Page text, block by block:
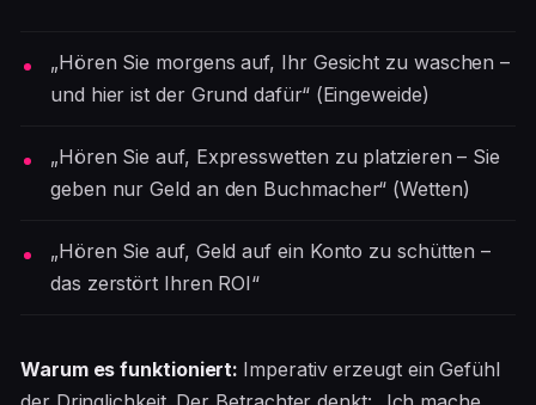
„Hören Sie morgens auf, Ihr Gesicht zu waschen –
und hier ist der Grund dafür“ (Eingeweide)
„Hören Sie auf, Expresswetten zu platzieren – Sie
geben nur Geld an den Buchmacher“ (Wetten)
„Hören Sie auf, Geld auf ein Konto zu schütten –
das zerstört Ihren ROI“
Warum es funktioniert: Imperativ erzeugt ein Gefühl